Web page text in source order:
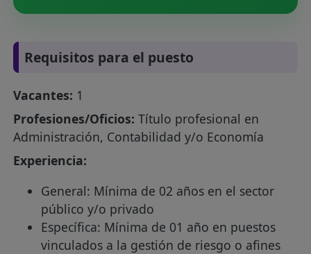
Requisitos para el puesto
Vacantes: 1
Profesiones/Oficios: Título profesional en
Administración, Contabilidad y/o Economía
Experiencia:
General: Mínima de 02 años en el sector
público y/o privado
Específica: Mínima de 01 año en puestos
vinculados a la gestión de riesgo o afines